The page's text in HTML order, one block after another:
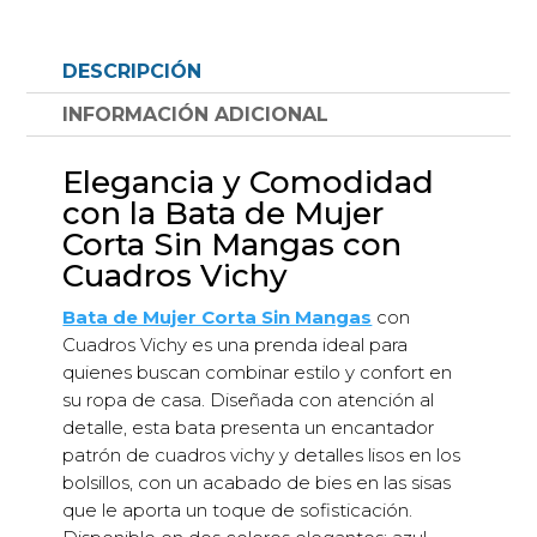
vichy
detalle
bolsillos
acabado
cantidad
DESCRIPCIÓN
INFORMACIÓN ADICIONAL
Elegancia y Comodidad
con la Bata de Mujer
Corta Sin Mangas con
Cuadros Vichy
Bata de Mujer Corta Sin Mangas con
Cuadros Vichy es una prenda ideal para
quienes buscan combinar estilo y confort en
su ropa de casa. Diseñada con atención al
detalle, esta bata presenta un encantador
patrón de cuadros vichy y detalles lisos en los
bolsillos, con un acabado de bies en las sisas
que le aporta un toque de sofisticación.